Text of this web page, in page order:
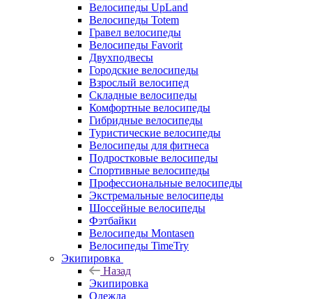
Велосипеды UpLand
Велосипеды Totem
Гравел велосипеды
Велосипеды Favorit
Двухподвесы
Городские велосипеды
Взрослый велосипед
Складные велосипеды
Комфортные велосипеды
Гибридные велосипеды
Туристические велосипеды
Велосипеды для фитнеса
Подростковые велосипеды
Спортивные велосипеды
Профессиональные велосипеды
Экстремальные велосипеды
Шоссейные велосипеды
Фэтбайки
Велосипеды Montasen
Велосипеды TimeTry
Экипировка
Назад
Экипировка
Одежда